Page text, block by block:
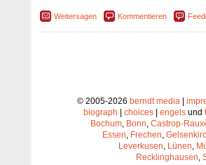
Weitersagen Kommentieren
© 2005-2026 berndt media |
biograph | choices | engels und
Bochum Bonn Castrop-
Essen Frechen
Leverkusen Lünen
Recklinghausen